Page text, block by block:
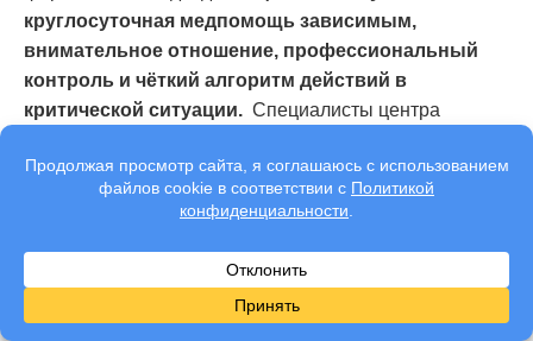
круглосуточная медпомощь зависимым,
внимательное отношение, профессиональный
контроль и чёткий алгоритм действий в
критической ситуации. Специалисты центра
рекомендации по дальнейшему лечению и
восстановлению. Такой подход снижает риски
стабильному и безопасному выходу из зависимости.